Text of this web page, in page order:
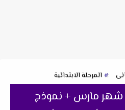
المرحلة الابتدائية
شهر مارس + نموذج